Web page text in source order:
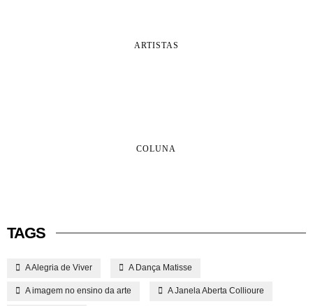
ARTISTAS
COLUNA
TAGS
A Alegria de Viver A Dança Matisse
A imagem no ensino da arte A Janela Aberta Collioure